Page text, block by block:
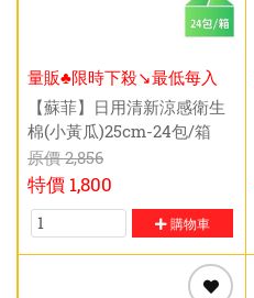
量販♣限時下殺↘️最低每入
$69元
【蘇菲】日用清新涼感衛生
棉(小黃瓜)25cm-24包/箱
原價2,856
特價 1,800
購物車